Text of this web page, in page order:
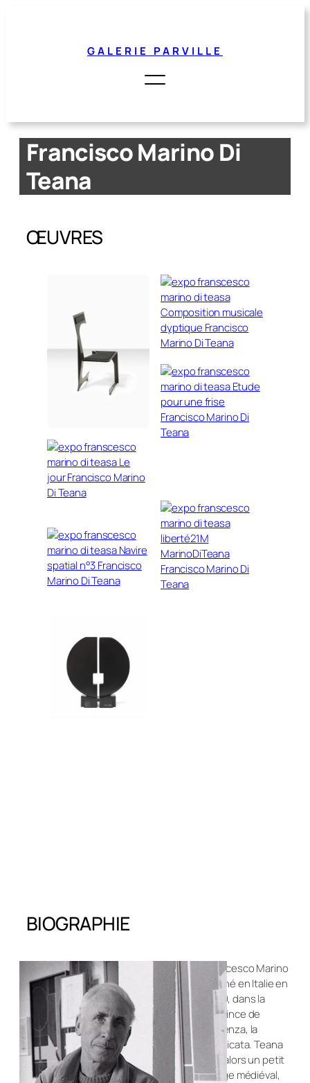
GALERIE PARVILLE
Francisco Marino Di
Teana
ŒUVRES
BIOGRAPHIE
Francesco Marino
est né en Italie en
1920, dans la
province de
Potenza, la
Basilicata. Teana
est alors un petit
village médiéval,